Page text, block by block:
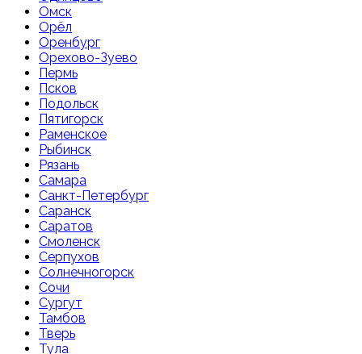
Омск
Орёл
Оренбург
Орехово-Зуево
Пермь
Псков
Подольск
Пятигорск
Раменское
Рыбинск
Рязань
Самара
Санкт-Петербург
Саранск
Саратов
Смоленск
Серпухов
Солнечногорск
Сочи
Сургут
Тамбов
Тверь
Тула